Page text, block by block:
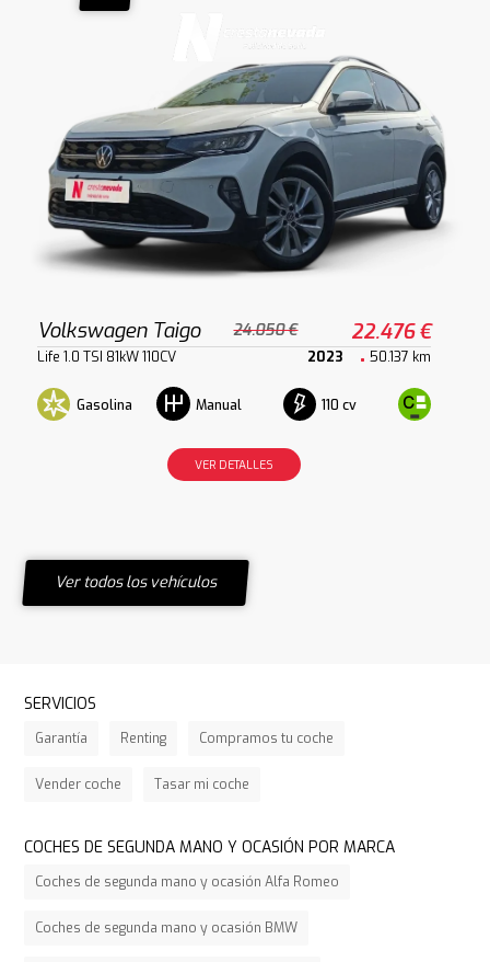
Volkswagen Taigo 24.050 € 22.476 €
Life 1.0 TSI 81kW 110CV 2023 50.137 km
Gasolina Manual 110 cv
VER DETALLES
Ver todos los vehículos
SERVICIOS
Garantía Renting Compramos tu coche
Vender coche Tasar mi coche
COCHES DE SEGUNDA MANO Y OCASIÓN POR MARCA
Coches de segunda mano y ocasión Alfa Romeo
Coches de segunda mano y ocasión BMW